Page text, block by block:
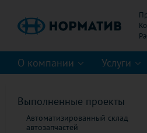
О компании Услуги
Выполненные проекты
Автоматизированный склад
автозапчастей